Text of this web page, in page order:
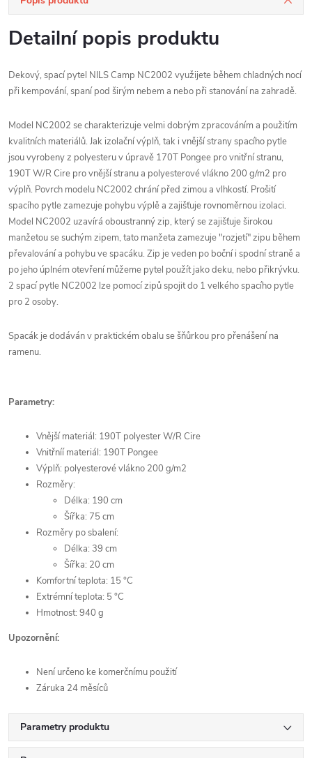
Detailní popis produktu
Dekový, spací pytel NILS Camp NC2002 využijete během chladných nocí
při kempování, spaní pod širým nebem a nebo při stanování na zahradě.
Model NC2002 se charakterizuje velmi dobrým zpracováním a použitím
kvalitních materiálů. Jak izolační výplň, tak i vnější strany spacího pytle
jsou vyrobeny z polyesteru v úpravě 170T Pongee pro vnitřní stranu,
190T W/R Cire pro vnější stranu a polyesterové vlákno 200 g/m2 pro
výplň. Povrch modelu NC2002 chrání před zimou a vlhkostí. Prošití
spacího pytle zamezuje pohybu výplě a zajišťuje rovnoměrnou izolaci.
Model NC2002 uzavírá oboustranný zip, který se zajišťuje širokou
manžetou se suchým zipem, tato manžeta zamezuje "rozjetí" zipu během
převalování a pohybu ve spacáku. Zip je veden po boční i spodní straně a
po jeho úplném otevření můžeme pytel použít jako deku, nebo přikrývku.
2 spací pytle NC2002 lze pomocí zipů spojit do 1 velkého spacího pytle
pro 2 osoby.
Spacák je dodáván v praktickém obalu se šňůrkou pro přenášení na
ramenu.
Parametry:
Vnější materiál: 190T polyester W/R Cire
Vnitřníí materiál: 190T Pongee
Výplň: polyesterové vlákno 200 g/m2
Rozměry:
Délka: 190 cm
Šířka: 75 cm
Rozměry po sbalení:
Délka: 39 cm
Šířka: 20 cm
Komfortní teplota: 15 °C
Extrémní teplota: 5 °C
Hmotnost: 940 g
Upozornění:
Není určeno ke komerčnímu použití
Záruka 24 měsíců
Parametry produktu